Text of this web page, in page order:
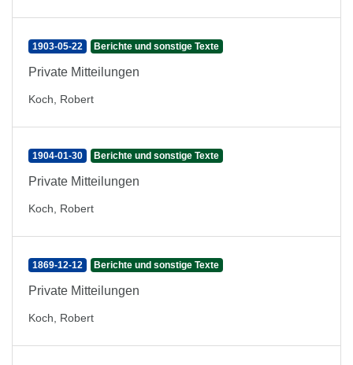
1903-05-22 Berichte und sonstige Texte
Private Mitteilungen
Koch, Robert
1904-01-30 Berichte und sonstige Texte
Private Mitteilungen
Koch, Robert
1869-12-12 Berichte und sonstige Texte
Private Mitteilungen
Koch, Robert